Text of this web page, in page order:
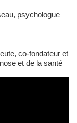
psychologue
co-fondateur et
et de la santé